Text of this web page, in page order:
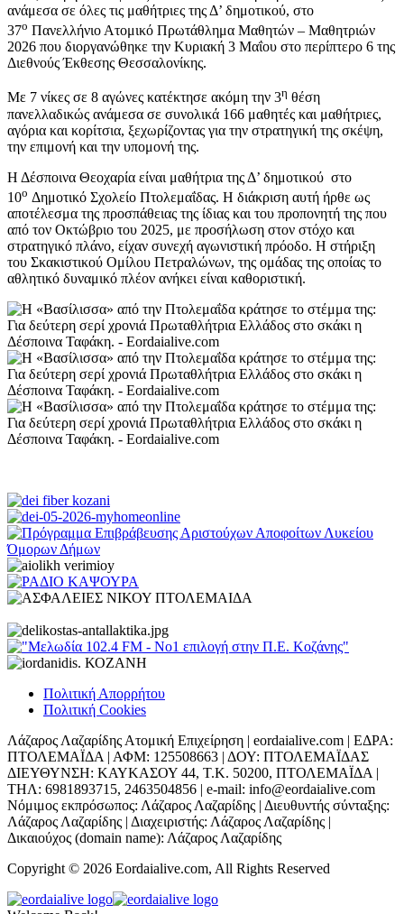
ανάμεσα σε όλες τις μαθήτριες της Δ’ δημοτικού, στο
37ο Πανελλήνιο Ατομικό Πρωτάθλημα Μαθητών – Μαθητριών
2026 που διοργανώθηκε την Κυριακή 3 Μαΐου στο περίπτερο 6 της
Διεθνούς Έκθεσης Θεσσαλονίκης.
Με 7 νίκες σε 8 αγώνες κατέκτησε ακόμη την 3η θέση
πανελλαδικώς ανάμεσα σε συνολικά 166 μαθητές και μαθήτριες,
αγόρια και κορίτσια, ξεχωρίζοντας για την στρατηγική της σκέψη,
την επιμονή και την υπομονή της.
Η Δέσποινα Θεοχαρία είναι μαθήτρια της Δ’ δημοτικού στο
10ο Δημοτικό Σχολείο Πτολεμαΐδας. Η διάκριση αυτή ήρθε ως
αποτέλεσμα της προσπάθειας της ίδιας και του προπονητή της που
από τον Οκτώβριο του 2025, με προσήλωση στον στόχο και
στρατηγικό πλάνο, είχαν συνεχή αγωνιστική πρόοδο. Η στήριξη
του Σκακιστικού Ομίλου Πετραλώνων, της ομάδας της οποίας το
αθλητικό δυναμικό πλέον ανήκει είναι καθοριστική.
Πολιτική Απορρήτου
Πολιτική Cookies
Λάζαρος Λαζαρίδης Ατομική Επιχείρηση | eordaialive.com | ΕΔΡΑ:
ΠΤΟΛΕΜΑΪΔΑ | ΑΦΜ: 125508663 | ΔΟΥ: ΠΤΟΛΕΜΑΪΔΑΣ
ΔΙΕΥΘΥΝΣΗ: ΚΑΥΚΑΣΟΥ 44, Τ.Κ. 50200, ΠΤΟΛΕΜΑΪΔΑ |
ΤΗΛ: 6981893715, 2463504856 | e-mail: info@eordaialive.com
Νόμιμος εκπρόσωπος: Λάζαρος Λαζαρίδης | Διευθυντής σύνταξης:
Λάζαρος Λαζαρίδης | Διαχειριστής: Λάζαρος Λαζαρίδης |
Δικαιούχος (domain name): Λάζαρος Λαζαρίδης
Copyright © 2026 Eordaialive.com, All Rights Reserved